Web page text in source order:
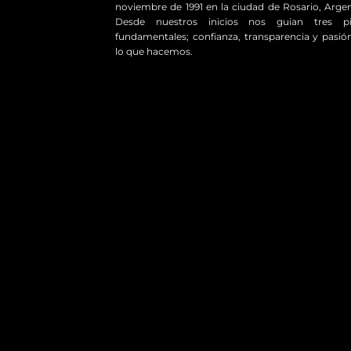
noviembre de 1991 en la ciudad de Rosario,
Desde nuestros inicios nos guian tres
fundamentales; confianza, transparencia y
lo que hacemos.